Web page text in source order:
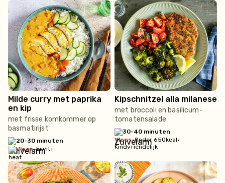
Milde curry met paprika
en kip
met frisse komkommer op
basmatirijst
20-30 minuten
vlees•Eiwit+
Kipschnitzel alla milanese
met broccoli en basilicum-
tomatensalade
30-40 minuten
vlees•Onder 650kcal•
Kindvriendelijk